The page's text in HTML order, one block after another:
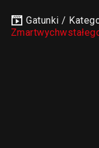
Gatunki /